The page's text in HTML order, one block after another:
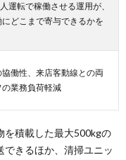
運転で稼働させる運用が、
どこまで寄与できるかを
働性、来店客動線との両
業務負荷軽減
を積載した最大500kgの
きるほか、清掃ユニッ